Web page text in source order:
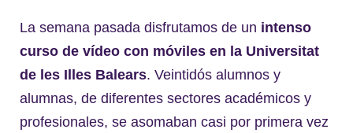
La semana pasada disfrutamos de un intenso
curso de vídeo con móviles en la Universitat
de les Illes Balears. Veintidós alumnos y
alumnas, de diferentes sectores académicos y
profesionales, se asomaban casi por primera vez